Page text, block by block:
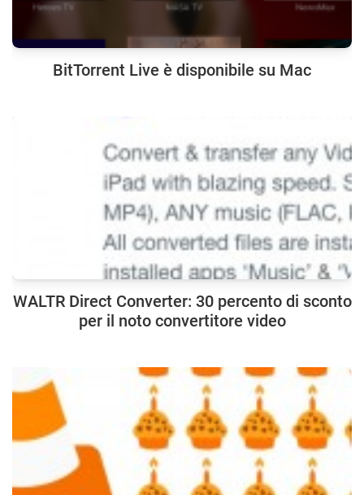
BitTorrent Live è disponibile su Mac
WALTR Direct Converter: 30 percento di sconto
per il noto convertitore video